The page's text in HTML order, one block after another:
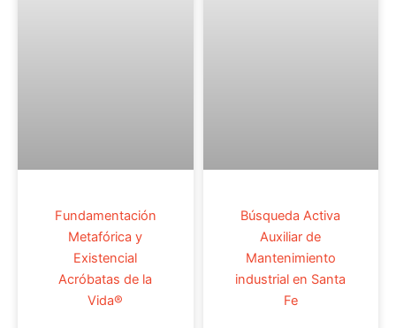
Fundamentación
Metafórica y
Existencial
Acróbatas de la
Vida®
Búsqueda Activa
Auxiliar de
Mantenimiento
industrial en Santa
Fe